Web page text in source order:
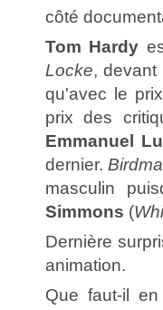
côté
Tom Hardy
Locke, devant
qu'avec le
prix des
Emmanuel
dernier.
masculin
Simmons (
Dernière
animation.
Que faut-il